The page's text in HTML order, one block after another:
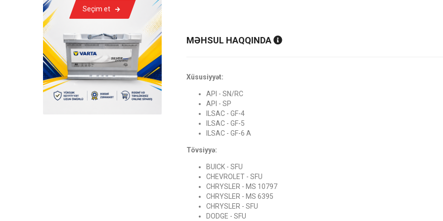
MƏHSUL HAQQINDA
Xüsusiyyət:
API - SN/RC
API - SP
ILSAC - GF-4
ILSAC - GF-5
ILSAC - GF-6 A
Tövsiyyə:
BUICK - SFU
CHEVROLET - SFU
CHRYSLER - MS 10797
CHRYSLER - MS 6395
CHRYSLER - SFU
DODGE - SFU
Seçim et